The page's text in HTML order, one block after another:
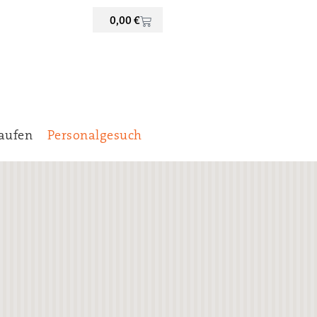
0,00 €
Personalgesuch